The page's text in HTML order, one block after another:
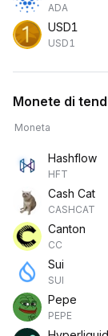
ADA
USD1
USD1
Monete di
Moneta
Hashflow
HFT
Cash Cat
CASHCAT
Canton
CC
Sui
SUI
Pepe
PEPE